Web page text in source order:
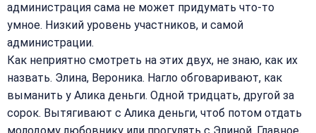
администрация сама не может придумать что-то
умное. Низкий уровень участников, и самой
администрации.
Как неприятно смотреть на этих двух, не знаю, как их
назвать. Элина, Вероника. Нагло обговаривают, как
выманить у Алика деньги. Одной тридцать, другой за
сорок. Вытягивают с Алика деньги, чтоб потом отдать